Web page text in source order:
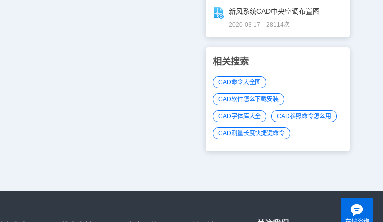
新风系统CAD中央空调布置图
2020-03-17 28114次
相关搜索
CAD命令大全图
CAD软件怎么下载安装
CAD字体库大全 CAD参照命令怎么用
CAD测量长度快捷键命令